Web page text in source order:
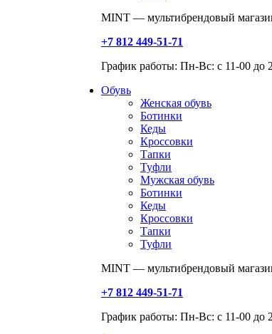
MINT — мультибрендовый
+7 812 449-51-71
График работы: Пн-Вс: с 11-00 до
Обувь
Женская обувь
Ботинки
Кеды
Кроссовки
Тапки
Туфли
Мужская обувь
Ботинки
Кеды
Кроссовки
Тапки
Туфли
MINT — мультибрендовый
+7 812 449-51-71
График работы: Пн-Вс: с 11-00 до